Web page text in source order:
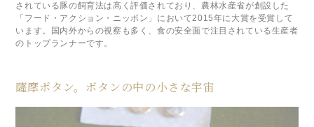
されている豚の飼育法は高く評価されており、農林水産省が創設した
「フード・アクション・ニッポン」において2015年に大賞を受賞して
います。国内外からの視察も多く、食の安全面で注目されている生産者
のトップランナーです。
薩摩ボタン。ボタンの中の小さな宇宙